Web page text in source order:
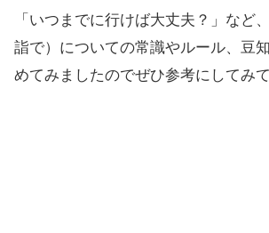
「いつまでに行けば大丈夫？」など
詣で）についての常識やルール、豆
めてみましたのでぜひ参考にしてみ